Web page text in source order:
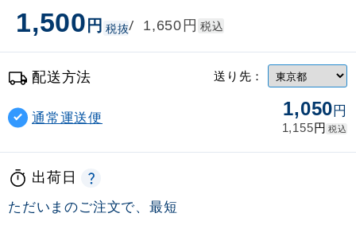
1,500円 税抜/ 1,650円 税込
配送方法 送り先：
通常運送便 1,050円
1,155円 税込
出荷日
ただいまのご注文で、最短